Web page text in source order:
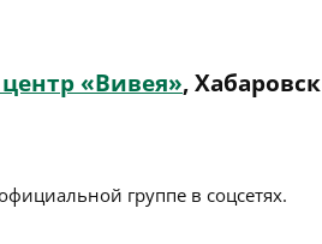
«Вивея», Хабаровск
группе в соцсетях.